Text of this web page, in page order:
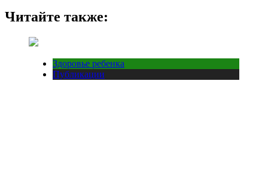
Читайте также:
Здоровье ребенка
Публикации